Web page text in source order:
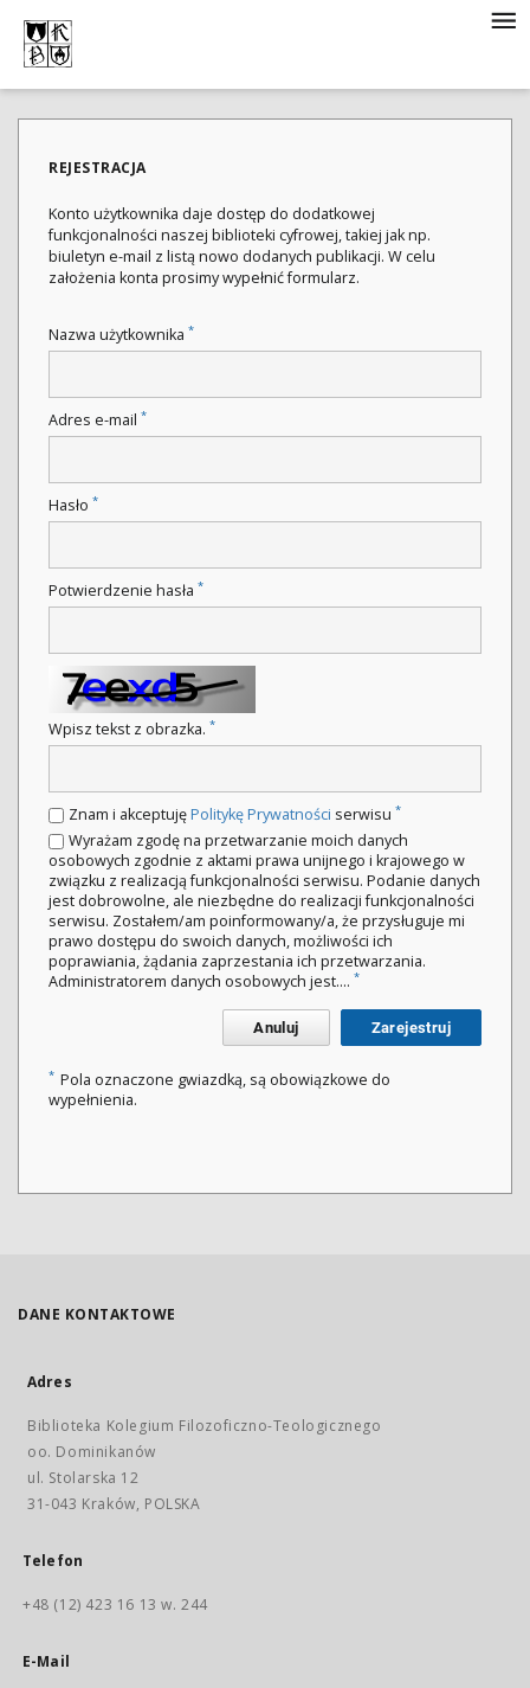
REJESTRACJA
Konto użytkownika daje dostęp do dodatkowej
funkcjonalności naszej biblioteki cyfrowej, takiej jak np.
biuletyn e-mail z listą nowo dodanych publikacji. W celu
założenia konta prosimy wypełnić formularz.
Nazwa użytkownika *
Adres e-mail *
Hasło *
Potwierdzenie hasła *
Wpisz tekst z obrazka. *
Znam i akceptujęPolitykę Prywatności serwisu *
Wyrażam zgodę na przetwarzanie moich danych
osobowych zgodnie z aktami prawa unijnego i krajowego w
związku z realizacją funkcjonalności serwisu. Podanie danych
jest dobrowolne, ale niezbędne do realizacji funkcjonalności
serwisu. Zostałem/am poinformowany/a, że przysługuje mi
prawo dostępu do swoich danych, możliwości ich
poprawiania, żądania zaprzestania ich przetwarzania.
Administratorem danych osobowych jest.... *
Anuluj Zarejestruj
* Pola oznaczone gwiazdką, są obowiązkowe do
wypełnienia.
DANE KONTAKTOWE
Adres
Biblioteka Kolegium Filozoficzno-Teologicznego
oo. Dominikanów
ul. Stolarska 12
31-043 Kraków, POLSKA
Telefon
+48 (12) 423 16 13 w. 244
E-Mail